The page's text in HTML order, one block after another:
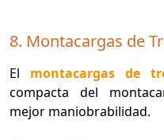
8. Montacargas de
El montacargas de
compacta del
mejor maniobrabilidad.